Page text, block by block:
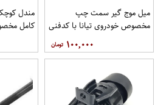
میل موج گیر سمت چپ
مخصوص خودروی تیانا با کدفنی
54668-1AA0E برندنیسان موتور
فروشگاه مگاموتور ۱۰۰,۰۰۰
مندل
کامل
نیسان